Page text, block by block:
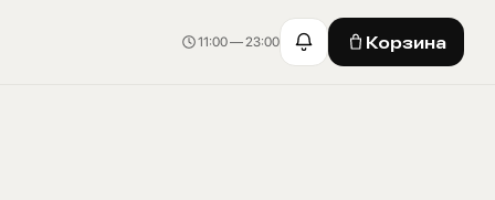
11:00 — 23:00 Корзина
Корзина · 0